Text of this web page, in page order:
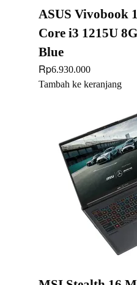
ASUS Vivobook
Core i3 1215U
Blue
Rp6.930.000
Tambah ke keranjang